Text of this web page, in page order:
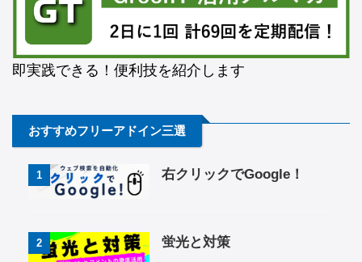
即実践できる！便利技を紹介します
おすすめフリーアドイン三選
1 右クリックでGoogle！
2 蛍光と対策